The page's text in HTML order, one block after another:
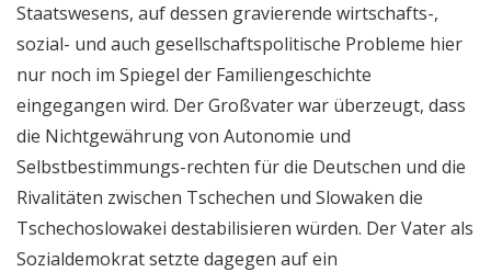
Staatswesens, auf dessen gravierende wirtschafts-,
sozial- und auch gesellschaftspolitische Probleme hier
nur noch im Spiegel der Familiengeschichte
eingegangen wird. Der Großvater war überzeugt, dass
die Nichtgewährung von Autonomie und
Selbstbestimmungs-rechten für die Deutschen und die
Rivalitäten zwischen Tschechen und Slowaken die
Tschechoslowakei destabilisieren würden. Der Vater als
Sozialdemokrat setzte dagegen auf ein